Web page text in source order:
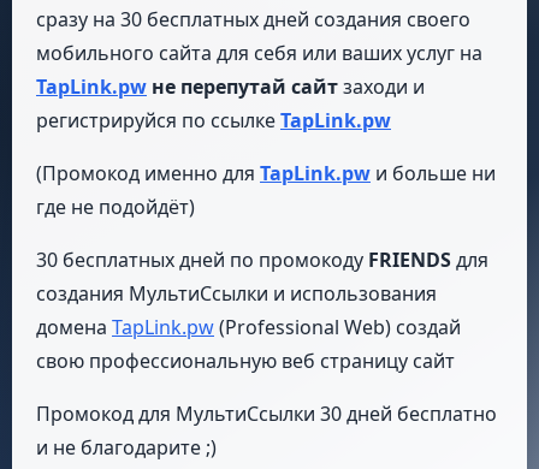
сразу на 30 бесплатных дней создания своего
мобильного сайта для себя или ваших услуг на
TapLink.pw не перепутай сайтзаходи и
регистрируйся по ссылкеTapLink.pw
(Промокод именно для TapLink.pw и больше ни
где не подойдёт)
30 бесплатных дней по промокоду FRIENDSдля
создания МультиСсылки и использования
домена TapLink.pw(Professional Web) создай
свою профессиональную веб страницу сайт
Промокод для МультиСсылки 30 дней бесплатно
и не благодарите ;)